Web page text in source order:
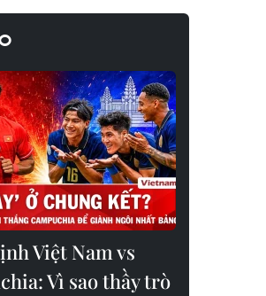
Việt Nam vs
Vì sao thầy trò